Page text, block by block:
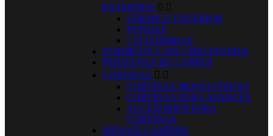
EXTERNOS  
TERMICO EXTERIOR
FUNDAS
+ALFOMBRAS
TERMICOS Y OSCURECEDORES
PERSIANAS DE CABINA
CORTINAS  
CORTINAS MOSQUITERAS
CORTINAS PARA AVANCES
ACCESORIOS PARA
CORTINAS
MENAJE CAMPING